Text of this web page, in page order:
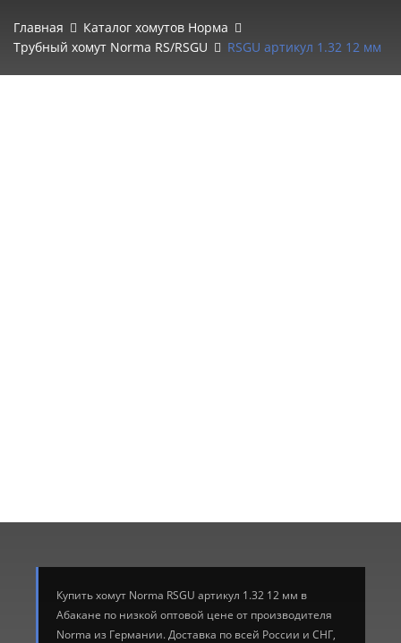
Главная
Каталог хомутов Норма
Трубный хомут Norma RS/RSGU
RSGU артикул 1.32 12 мм
Купить хомут Norma RSGU артикул 1.32 12 мм в
Абакане по низкой оптовой цене от производителя
Norma из Германии. Доставка по всей России и СНГ,